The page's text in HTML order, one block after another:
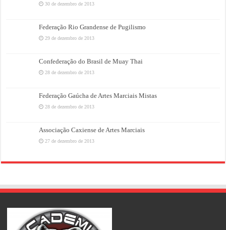
30 de dezembro de 2013
Federação Rio Grandense de Pugilismo
29 de dezembro de 2013
Confederação do Brasil de Muay Thai
28 de dezembro de 2013
Federação Gaúcha de Artes Marciais Mistas
28 de dezembro de 2013
Associação Caxiense de Artes Marciais
27 de dezembro de 2013